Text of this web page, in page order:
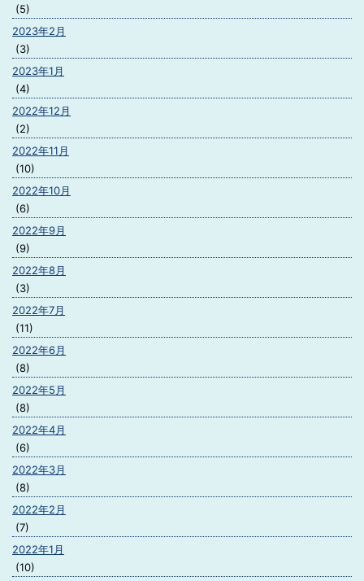
(5)
2023年2月
(3)
2023年1月
(4)
2022年12月
(2)
2022年11月
(10)
2022年10月
(6)
2022年9月
(9)
2022年8月
(3)
2022年7月
(11)
2022年6月
(8)
2022年5月
(8)
2022年4月
(6)
2022年3月
(8)
2022年2月
(7)
2022年1月
(10)